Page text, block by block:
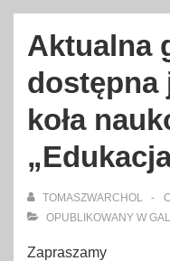
Aktualna
dostępna
koła
TOMASZWARCHOL
OPUBLIKOWANY W
Zapraszamy